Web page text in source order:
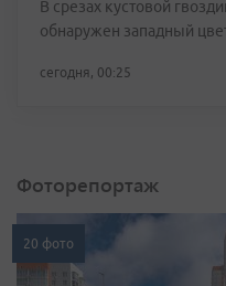
В срезах кустовой
обнаружен западный
сегодня, 00:25
Фоторепортаж
20 фото